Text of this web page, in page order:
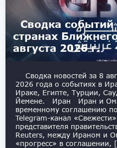
Сводка
странах
августа 2026 г.
Сводка новостей за 8
2026 года о событиях в
Ираке, Египте, Турции,
Йемене. Иран Иран и
временному соглашению
Telegram-канал
представителя
Reuters, между Ираном и
«прогресс» в соглашении,